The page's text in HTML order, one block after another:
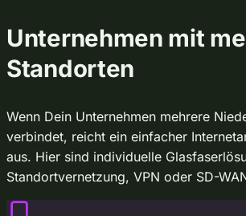
Unternehmen mit
Standorten
Wenn Dein Unternehmen mehrere
verbindet, reicht ein einfacher
aus. Hier sind individuelle
Standortvernetzung, VPN oder SD-